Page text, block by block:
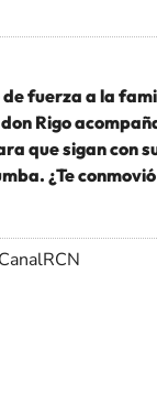
de fuerza a la
Rigo
que sigan con
¿Te